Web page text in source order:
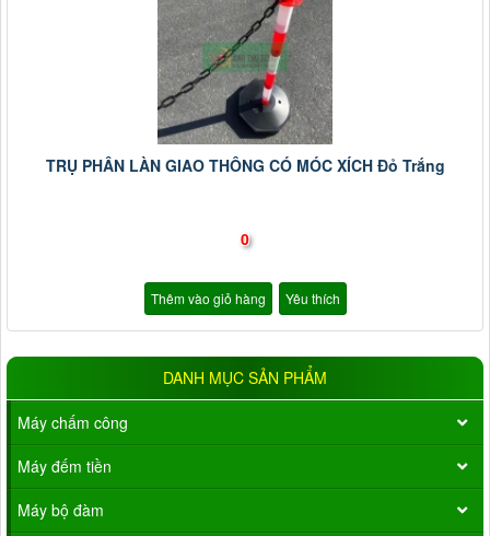
TRỤ PHÂN LÀN GIAO THÔNG CÓ MÓC XÍCH Đỏ Trắng
0
Thêm vào giỏ hàng Yêu thích
DANH MỤC SẢN PHẨM
Máy chấm công
Máy đếm tiền
Máy bộ đàm